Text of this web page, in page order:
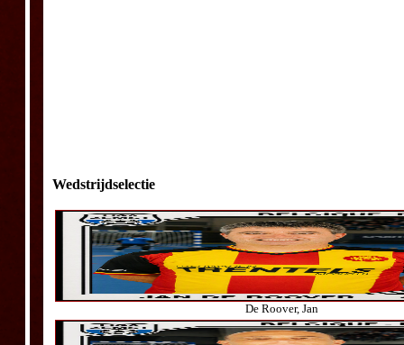
Wedstrijdselectie
De Roover, Jan